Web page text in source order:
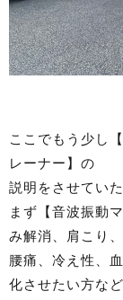
ここでもう少し
レーナー】の
説明をさせてい
まず【音波振動
み解消、肩こり、
腰痛、冷え性、
化させたい方など